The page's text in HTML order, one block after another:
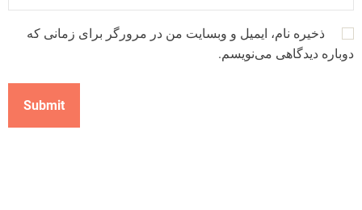
ذخیره نام، ایمیل و وبسایت من در مرورگر برای زمانی که
دوباره دیدگاهی می‌نویسم.